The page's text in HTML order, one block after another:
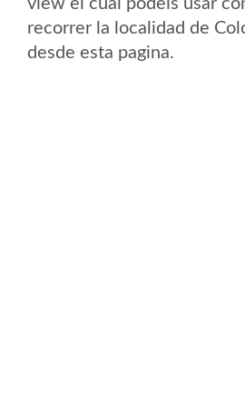
view el cual podeis usar
recorrer la localidad de
desde esta pagina.